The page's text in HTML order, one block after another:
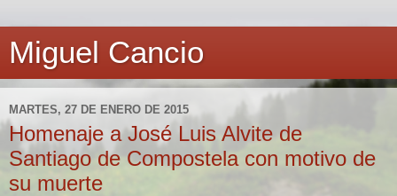
Miguel Cancio
MARTES, 27 DE ENERO DE 2015
Homenaje a José Luis Alvite de
Santiago de Compostela con motivo de
su muerte